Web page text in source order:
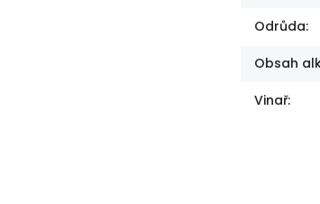
Odrůda:
Obsah
Vinař: